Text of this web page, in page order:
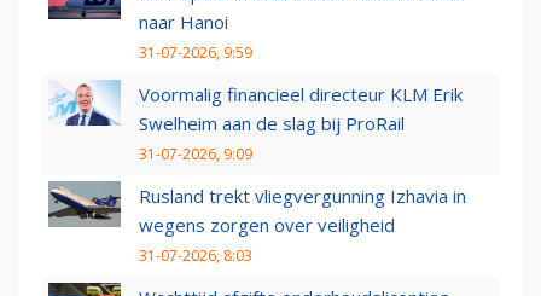
naar Hanoi
31-07-2026, 9:59
Voormalig financieel directeur KLM Erik
Swelheim aan de slag bij ProRail
31-07-2026, 9:09
Rusland trekt vliegvergunning Izhavia in
wegens zorgen over veiligheid
31-07-2026, 8:03